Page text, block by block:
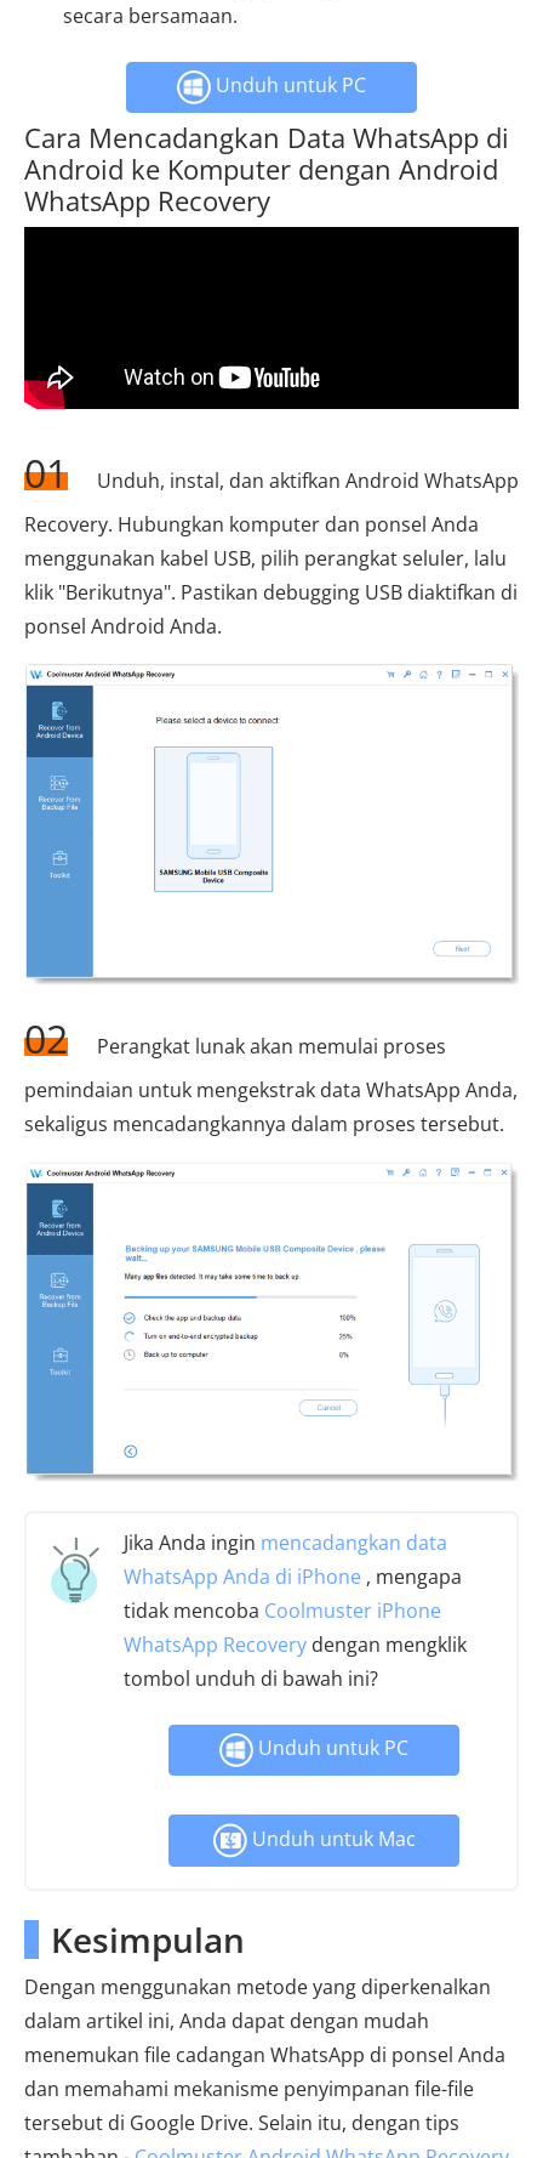
secara bersamaan.
Unduh untuk PC
Cara Mencadangkan Data WhatsApp di
Android ke Komputer dengan Android
WhatsApp Recovery
01
Unduh, instal, dan aktifkan Android WhatsApp
Recovery. Hubungkan komputer dan ponsel Anda
menggunakan kabel USB, pilih perangkat seluler, lalu
klik "Berikutnya". Pastikan debugging USB diaktifkan di
ponsel Android Anda.
02
Perangkat lunak akan memulai proses
pemindaian untuk mengekstrak data WhatsApp Anda,
sekaligus mencadangkannya dalam proses tersebut.
Jika Anda ingin mencadangkan data
WhatsApp Anda di iPhone , mengapa
tidak mencoba Coolmuster iPhone
WhatsApp Recovery dengan mengklik
tombol unduh di bawah ini?
Unduh untuk PC
Unduh untuk Mac
Kesimpulan
Dengan menggunakan metode yang diperkenalkan
dalam artikel ini, Anda dapat dengan mudah
menemukan file cadangan WhatsApp di ponsel Anda
dan memahami mekanisme penyimpanan file-file
tersebut di Google Drive. Selain itu, dengan tips